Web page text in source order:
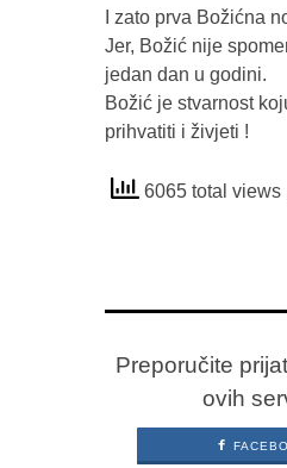
I zato prva Božićna
Jer, Božić nije
jedan dan u godini.
Božić je stvarnost
prihvatiti i živjeti !
6065 total views
Preporučite
ovih